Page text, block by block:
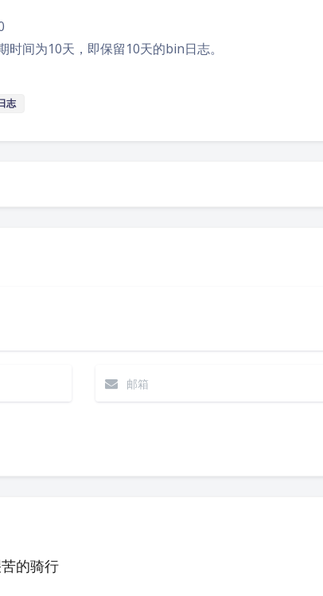
间为10天，即保留10天的bin日志。
志
的骑行